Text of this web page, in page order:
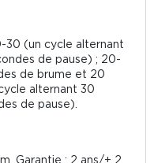
30 (un cycle alternant
de pause) ; 20-
de brume et 20
alternant 30
de pause).
Garantie : 2 ans/+ 2